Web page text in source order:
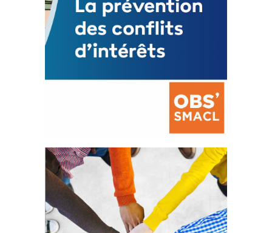
La prévention des conflits
d’intérêts
18 septembre 2023
FEUILLETER